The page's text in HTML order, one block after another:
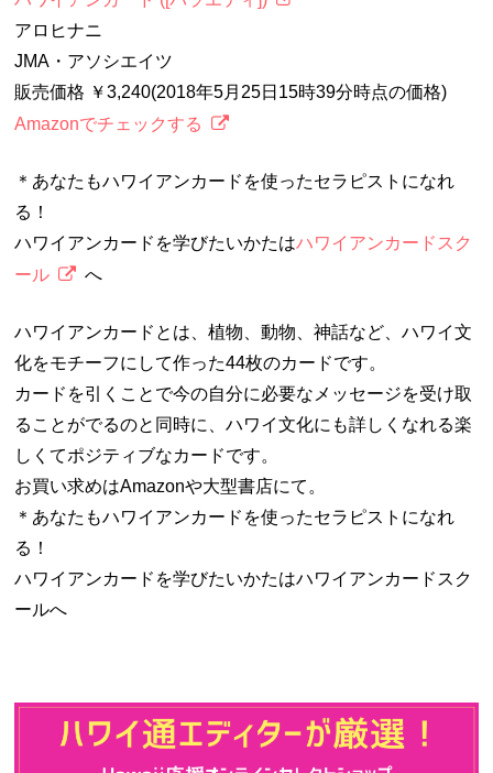
アロヒナニ
JMA・アソシエイツ
販売価格 ￥3,240(2018年5月25日15時39分時点の価格)
Amazonでチェックする
＊あなたもハワイアンカードを使ったセラピストになれ
る！
ハワイアンカードを学びたいかたはハワイアンカードスク
ール
へ
ハワイアンカードとは、植物、動物、神話など、ハワイ文
化をモチーフにして作った44枚のカードです。
カードを引くことで今の自分に必要なメッセージを受け取
ることがでるのと同時に、ハワイ文化にも詳しくなれる楽
しくてポジティブなカードです。
お買い求めはAmazonや大型書店にて。
＊あなたもハワイアンカードを使ったセラピストになれ
る！
ハワイアンカードを学びたいかたはハワイアンカードスク
ールへ